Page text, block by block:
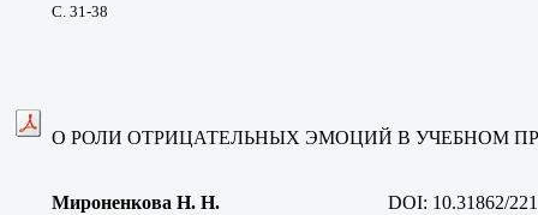
С. 31-38
О РОЛИ ОТРИЦАТЕЛЬНЫХ ЭМОЦИЙ В УЧЕБНОМ
Мироненкова Н. Н. DOI: 10.31862/